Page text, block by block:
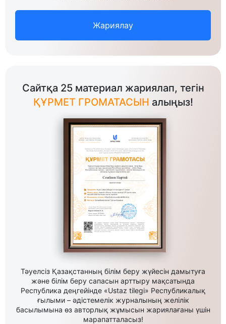
Жариялау
Сайтқа 25 материал жариялап, тегін
ҚҰРМЕТ ГРОМАТАСЫН алыңыз!
Тәуелсіз Қазақстанның білім беру жүйесін дамытуға
және білім беру сапасын арттыру мақсатында
Республика деңгейінде «Ustaz tilegi» Республикалық
ғылыми – әдістемелік журналының желілік
басылымына өз авторлық жұмысын жариялағаны үшін
марапатталасыз!